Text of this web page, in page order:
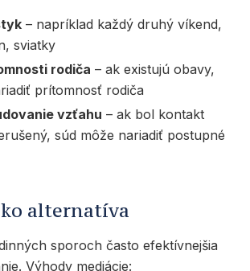
– napríklad každý druhý víkend,
sviatky
rodiča – ak existujú obavy,
prítomnosť rodiča
vzťahu – ak bol kontakt
súd môže nariadiť postupné
alternatíva
sporoch často efektívnejšia
Výhody mediácie: